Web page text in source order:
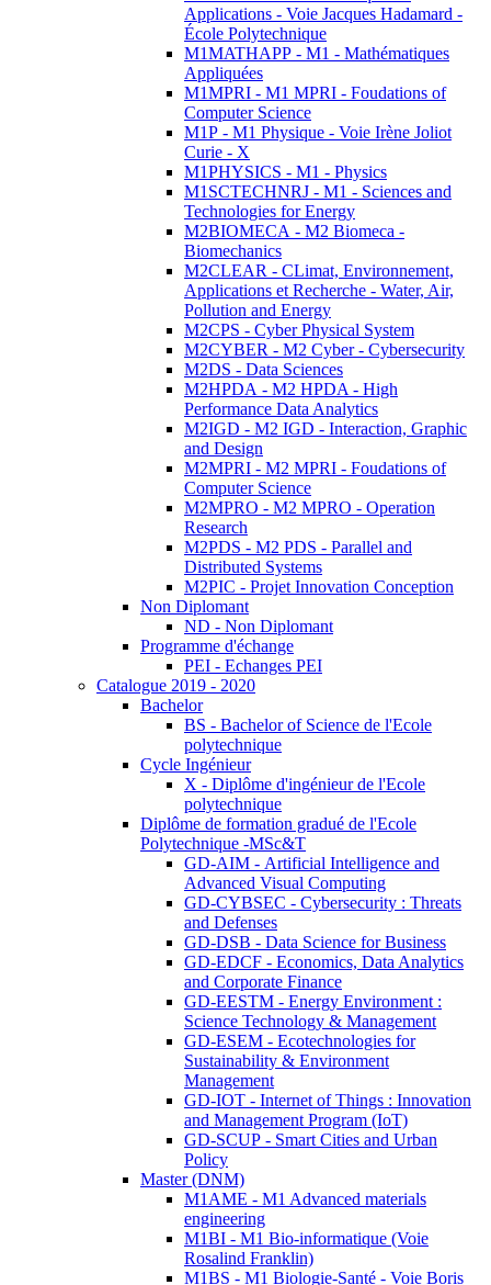
Applications - Voie Jacques Hadamard -
École Polytechnique
M1MATHAPP - M1 - Mathématiques
Appliquées
M1MPRI - M1 MPRI - Foudations of
Computer Science
M1P - M1 Physique - Voie Irène Joliot
Curie - X
M1PHYSICS - M1 - Physics
M1SCTECHNRJ - M1 - Sciences and
Technologies for Energy
M2BIOMECA - M2 Biomeca -
Biomechanics
M2CLEAR - CLimat, Environnement,
Applications et Recherche - Water, Air,
Pollution and Energy
M2CPS - Cyber Physical System
M2CYBER - M2 Cyber - Cybersecurity
M2DS - Data Sciences
M2HPDA - M2 HPDA - High
Performance Data Analytics
M2IGD - M2 IGD - Interaction, Graphic
and Design
M2MPRI - M2 MPRI - Foudations of
Computer Science
M2MPRO - M2 MPRO - Operation
Research
M2PDS - M2 PDS - Parallel and
Distributed Systems
M2PIC - Projet Innovation Conception
Non Diplomant
ND - Non Diplomant
Programme d'échange
PEI - Echanges PEI
Catalogue 2019 - 2020
Bachelor
BS - Bachelor of Science de l'Ecole
polytechnique
Cycle Ingénieur
X - Diplôme d'ingénieur de l'Ecole
polytechnique
Diplôme de formation gradué de l'Ecole
Polytechnique -MSc&T
GD-AIM - Artificial Intelligence and
Advanced Visual Computing
GD-CYBSEC - Cybersecurity : Threats
and Defenses
GD-DSB - Data Science for Business
GD-EDCF - Economics, Data Analytics
and Corporate Finance
GD-EESTM - Energy Environment :
Science Technology & Management
GD-ESEM - Ecotechnologies for
Sustainability & Environment
Management
GD-IOT - Internet of Things : Innovation
and Management Program (IoT)
GD-SCUP - Smart Cities and Urban
Policy
Master (DNM)
M1AME - M1 Advanced materials
engineering
M1BI - M1 Bio-informatique (Voie
Rosalind Franklin)
M1BS - M1 Biologie-Santé - Voie Boris